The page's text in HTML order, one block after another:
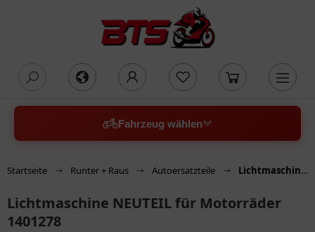
Fahrzeug wählen
Startseite Runter + Raus Autoersatzteile Lichtmaschine NEUTEIL für Motorräder 1401278
Lichtmaschine NEUTEIL für Motorräder
1401278